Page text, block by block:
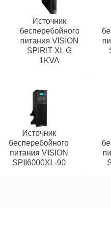
Источник
бесперебойного
питания VISION
SPIRIT XL G
1KVA
Источник
бесперебойного
питания VISION
SPII6000XL-90